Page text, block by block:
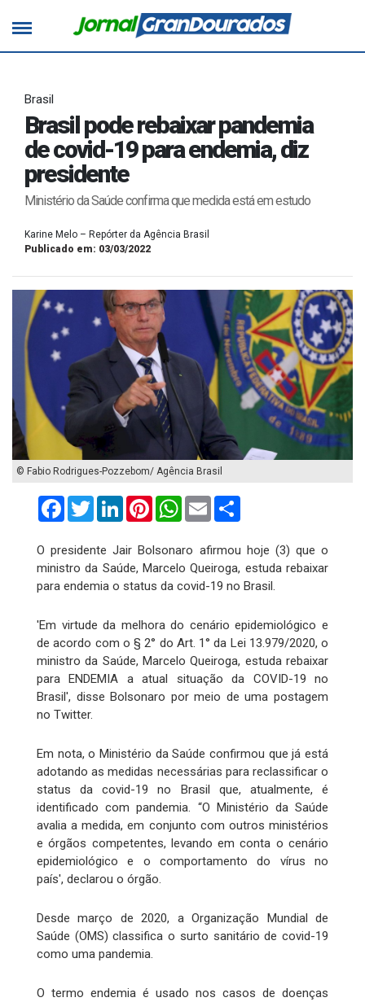
Brasil
Brasil pode rebaixar pandemia
de covid-19 para endemia, diz
presidente
Ministério da Saúde confirma que medida está em estudo
Karine Melo – Repórter da Agência Brasil
Publicado em: 03/03/2022
© Fabio Rodrigues-Pozzebom/ Agência Brasil
FacebookTwitterLinkedInPinterestWhatsApp
Email
O presidente Jair Bolsonaro afirmou hoje (3) que o
ministro da Saúde, Marcelo Queiroga, estuda rebaixar
para endemia o status da covid-19 no Brasil.
'Em virtude da melhora do cenário epidemiológico e
de acordo com o § 2° do Art. 1° da Lei 13.979/2020, o
ministro da Saúde, Marcelo Queiroga, estuda rebaixar
para ENDEMIA a atual situação da COVID-19 no
Brasil', disse Bolsonaro por meio de uma postagem
no Twitter.
Em nota, o Ministério da Saúde confirmou que já está
adotando as medidas necessárias para reclassificar o
status da covid-19 no Brasil que, atualmente, é
identificado com pandemia. “O Ministério da Saúde
avalia a medida, em conjunto com outros ministérios
e órgãos competentes, levando em conta o cenário
epidemiológico e o comportamento do vírus no
país', declarou o órgão.
Desde março de 2020, a Organização Mundial de
Saúde (OMS) classifica o surto sanitário de covid-19
como uma pandemia.
O termo endemia é usado nos casos de doenças